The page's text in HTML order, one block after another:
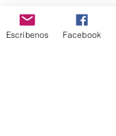
Escríbenos Facebook